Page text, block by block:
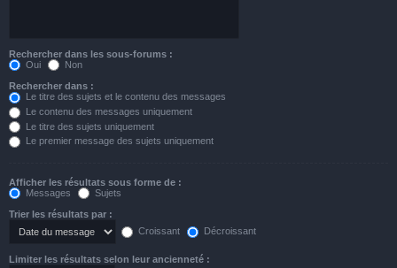
Rechercher dans les sous-forums :
Oui
Non
Rechercher dans :
Le titre des sujets et le contenu des messages
Le contenu des messages uniquement
Le titre des sujets uniquement
Le premier message des sujets uniquement
Afficher les résultats sous forme de :
Messages
Sujets
Trier les résultats par :
Croissant
Décroissant
Limiter les résultats selon leur ancienneté :